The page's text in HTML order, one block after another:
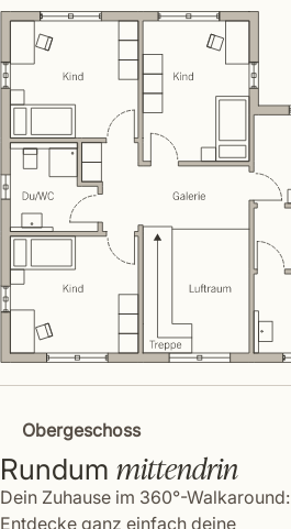
Obergeschoss
Rundum mittendrin
Dein Zuhause im 360°-Walkaround:
Entdecke ganz einfach deine